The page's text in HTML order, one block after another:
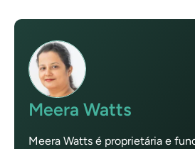
Meera Watts
Meera Watts é proprietária e